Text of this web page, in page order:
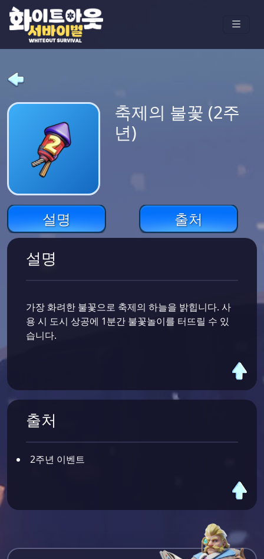
축제의 불꽃 (2주
년)
설명 출처
설명
가장 화려한 불꽃으로 축제의 하늘을 밝힙니다. 사
용 시 도시 상공에 1분간 불꽃놀이를 터뜨릴 수 있
습니다.
출처
2주년 이벤트